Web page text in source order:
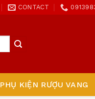
CONTACT
PHỤ KIỆN RƯỢU VANG